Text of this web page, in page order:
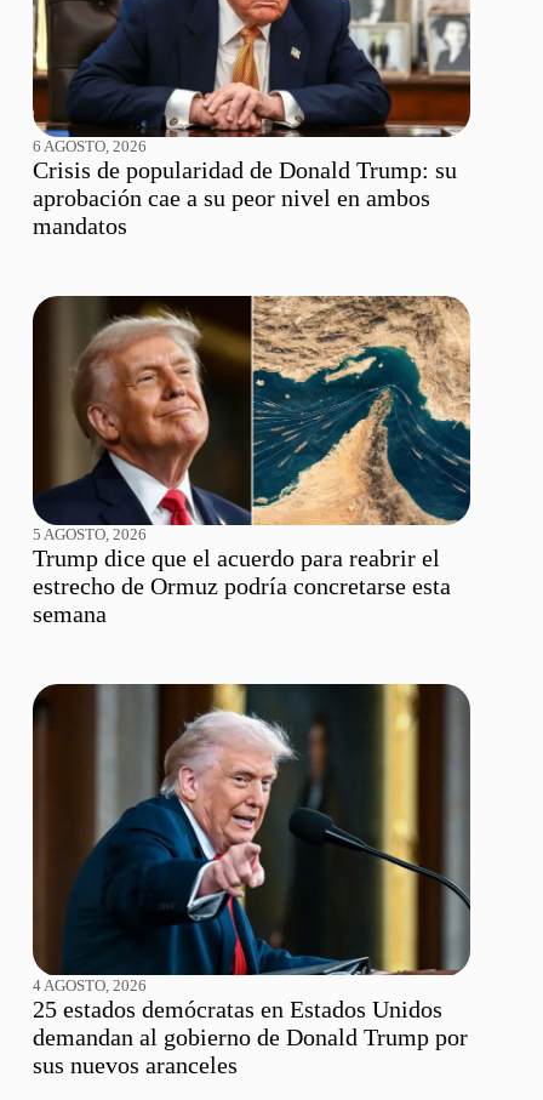
6 AGOSTO, 2026
Crisis de popularidad de Donald Trump: su
aprobación cae a su peor nivel en ambos
mandatos
5 AGOSTO, 2026
Trump dice que el acuerdo para reabrir el
estrecho de Ormuz podría concretarse esta
semana
4 AGOSTO, 2026
25 estados demócratas en Estados Unidos
demandan al gobierno de Donald Trump por
sus nuevos aranceles